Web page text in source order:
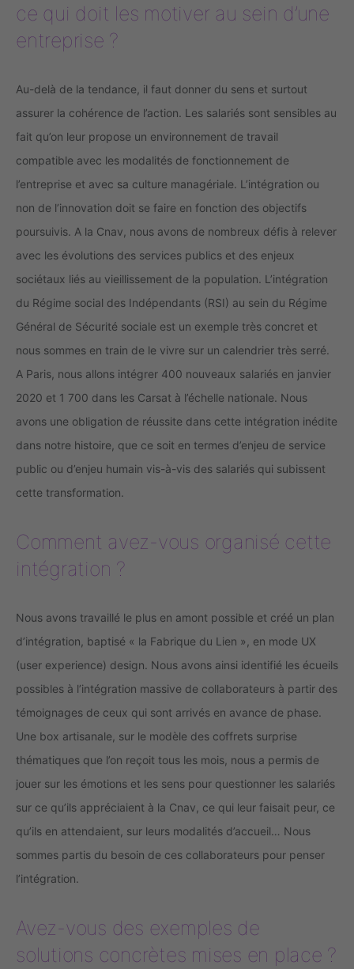
ce qui doit les motiver au sein d’une
entreprise ?
Au-delà de la tendance, il faut donner du sens et surtout
assurer la cohérence de l’action. Les salariés sont sensibles au
fait qu’on leur propose un environnement de travail
compatible avec les modalités de fonctionnement de
l’entreprise et avec sa culture managériale. L’intégration ou
non de l’innovation doit se faire en fonction des objectifs
poursuivis. A la Cnav, nous avons de nombreux défis à relever
avec les évolutions des services publics et des enjeux
sociétaux liés au vieillissement de la population. L’intégration
du Régime social des Indépendants (RSI) au sein du Régime
Général de Sécurité sociale est un exemple très concret et
nous sommes en train de le vivre sur un calendrier très serré.
A Paris, nous allons intégrer 400 nouveaux salariés en janvier
2020 et 1 700 dans les Carsat à l’échelle nationale. Nous
avons une obligation de réussite dans cette intégration inédite
dans notre histoire, que ce soit en termes d’enjeu de service
public ou d’enjeu humain vis-à-vis des salariés qui subissent
cette transformation.
Comment avez-vous organisé cette
intégration ?
Nous avons travaillé le plus en amont possible et créé un plan
d’intégration, baptisé « la Fabrique du Lien », en mode UX
(user experience) design. Nous avons ainsi identifié les écueils
possibles à l’intégration massive de collaborateurs à partir des
témoignages de ceux qui sont arrivés en avance de phase.
Une box artisanale, sur le modèle des coffrets surprise
thématiques que l’on reçoit tous les mois, nous a permis de
jouer sur les émotions et les sens pour questionner les salariés
sur ce qu’ils appréciaient à la Cnav, ce qui leur faisait peur, ce
qu’ils en attendaient, sur leurs modalités d’accueil… Nous
sommes partis du besoin de ces collaborateurs pour penser
l’intégration.
Avez-vous des exemples de
solutions concrètes mises en place ?